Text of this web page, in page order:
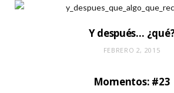
Y después…
FEBRERO 2, 2015
Momentos: #23